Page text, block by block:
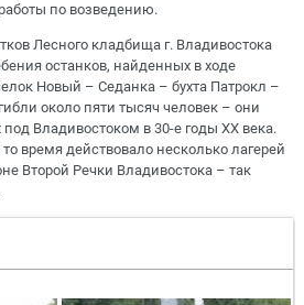
по возведению.
Лесного кладбища г. Владивостока
останков, найденных в ходе
Новый – Седанка – бухта Патрокл –
около пяти тысяч человек – они
Владивостоком в 30-е годы XX века.
время действовало несколько лагерей
Второй Речки Владивостока – так